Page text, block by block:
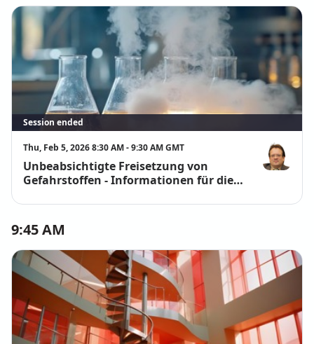
Session ended
Thu, Feb 5, 2026 8:30 AM - 9:30 AM GMT
Unbeabsichtigte Freisetzung von
Gefahrstoffen - Informationen für die
Lars Oliver
9:45 AM